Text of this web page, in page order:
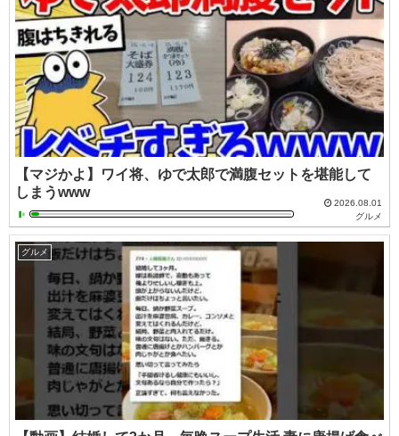
【マジかよ】ワイ将、ゆで太郎で満腹セットを堪能して
しまうwww
2026.08.01
グルメ
グルメ